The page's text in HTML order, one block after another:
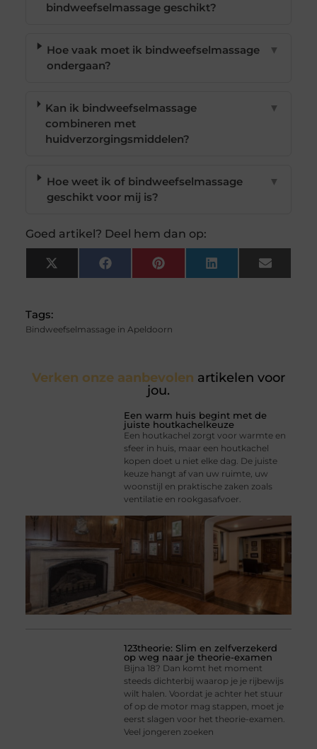
bindweefselmassage geschikt?
Hoe vaak moet ik bindweefselmassage
ondergaan?
▼
Kan ik bindweefselmassage
combineren met
huidverzorgingsmiddelen?
▼
Hoe weet ik of bindweefselmassage
geschikt voor mij is?
▼
Goed artikel? Deel hem dan op:
X
(Twitter)
FacebookPinterest LinkedIn Email
Tags:
Bindweefselmassage in Apeldoorn
Verken onze aanbevolen artikelen voor
jou.
Een warm huis begint met de
juiste houtkachelkeuze
Een houtkachel zorgt voor warmte en
sfeer in huis, maar een houtkachel
kopen doet u niet elke dag. De juiste
keuze hangt af van uw ruimte, uw
woonstijl en praktische zaken zoals
ventilatie en rookgasafvoer.
123theorie: Slim en zelfverzekerd
op weg naar je theorie-examen
Bijna 18? Dan komt het moment
steeds dichterbij waarop je je rijbewijs
wilt halen. Voordat je achter het stuur
of op de motor mag stappen, moet je
eerst slagen voor het theorie-examen.
Veel jongeren zoeken